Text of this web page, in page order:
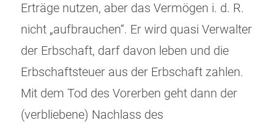
Erträge nutzen, aber das Vermögen i. d. R.
nicht „aufbrauchen“. Er wird quasi Verwalter
der Erbschaft, darf davon leben und die
Erbschaftsteuer aus der Erbschaft zahlen.
Mit dem Tod des Vorerben geht dann der
(verbliebene) Nachlass des